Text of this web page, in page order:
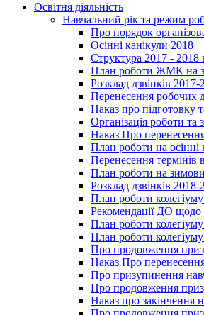
Освітня діяльність
Навчальний рік та режим
Про порядок
Осінні канікули 2018
Структура 2017 - 2018
План роботи ЖМК на
Розклад дзвінків
Перенесення робочих
Наказ про підготовку
Організація роботи та
Наказ Про
План роботи на осінні
Перенесення термінів
План роботи на
Розклад дзвінків
План роботи
Рекомендації ДО
План роботи
План роботи
Про продовження
Наказ Про
Про призупинення
Про продовження
Наказ про закінчення